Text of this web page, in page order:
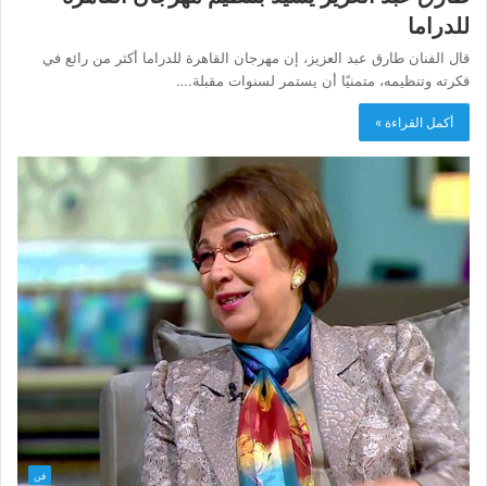
للدراما
قال الفنان طارق عبد العزيز، إن مهرجان القاهرة للدراما أكثر من رائع في
فكرته وتنظيمه، متمنيًا أن يستمر لسنوات مقبلة.…
أكمل القراءة »
فن